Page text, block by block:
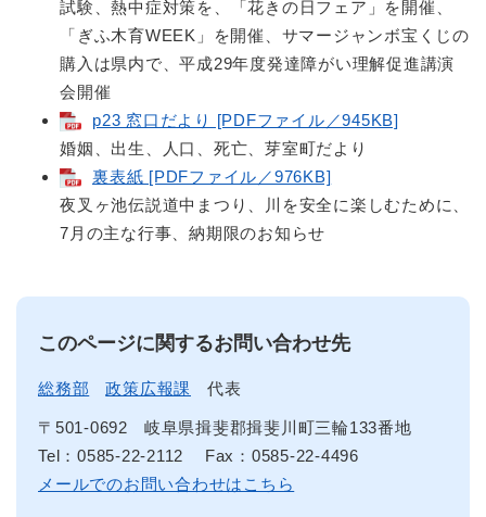
試験、熱中症対策を、「花きの日フェア」を開催、
「ぎふ木育WEEK」を開催、サマージャンボ宝くじの
購入は県内で、平成29年度発達障がい理解促進講演
会開催
p23 窓口だより [PDFファイル／945KB]
婚姻、出生、人口、死亡、芽室町だより
裏表紙 [PDFファイル／976KB]
夜叉ヶ池伝説道中まつり、川を安全に楽しむために、
7月の主な行事、納期限のお知らせ
このページに関するお問い合わせ先
総務部 政策広報課 代表
〒501-0692
岐阜県揖斐郡揖斐川町三輪133番地
Tel：0585-22-2112
Fax：0585-22-4496
メールでのお問い合わせはこちら